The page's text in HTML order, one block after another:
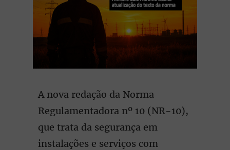
A nova redação da Norma
Regulamentadora nº 10 (NR-10),
que trata da segurança em
instalações e serviços com